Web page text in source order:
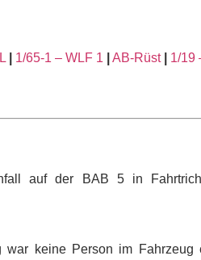
1/65-1 – WLF 1 AB-Rüst 1/19
auf der BAB 5 in
keine Person im Fahrzeug